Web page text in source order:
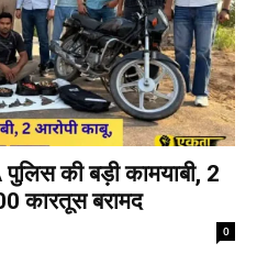
की बड़ी कामयाबी, 2
कारतूस बरामद
0